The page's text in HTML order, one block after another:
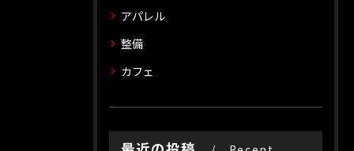
アパレル
整備
カフェ